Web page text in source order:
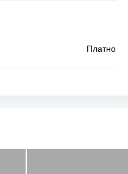
Платно